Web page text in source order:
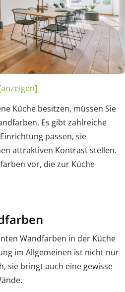
Küche besitzen, müssen Sie
Es gibt zahlreiche
passen, sie
attraktiven Kontrast stellen.
vor, die zur Küche
Wandfarben in der Küche
im Allgemeinen ist nicht nur
sie bringt auch eine gewisse